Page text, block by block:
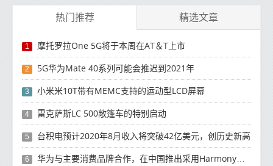
热门推荐 精选文章
1 摩托罗拉One 5G将于本周在AT＆T上市
2 5G华为Mate 40系列可能会推迟到2021年
3 小米米10T带有MEMC支持的运动型LCD屏幕
4 雷克萨斯LC 500敞篷车的特别启动
5 台积电预计2020年8月收入将突破42亿美元，创历史新高
6 华为与主要消费品牌合作，在中国推出采用HarmonyOS 2.0的智能家居产品